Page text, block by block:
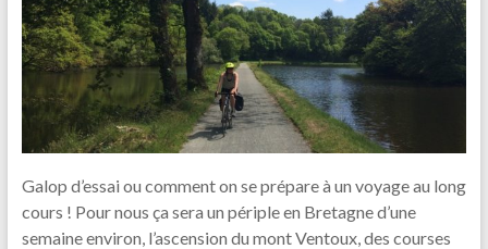
Galop d’essai ou comment on se prépare à un voyage au long
cours ! Pour nous ça sera un périple en Bretagne d’une
semaine environ, l’ascension du mont Ventoux, des courses